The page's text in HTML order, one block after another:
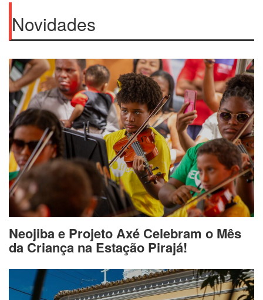
Novidades
Neojiba e Projeto Axé Celebram o Mês
da Criança na Estação Pirajá!